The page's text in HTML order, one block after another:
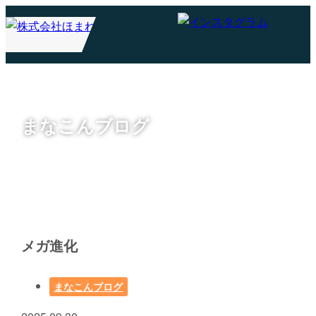
まなこんブログ
メガ進化
まなこんブログ